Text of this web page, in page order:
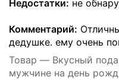
Недостатки: не
Комментарий:
дедушке. ему очень
Товар — Вкусный
мужчине на день